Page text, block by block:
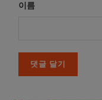
이름